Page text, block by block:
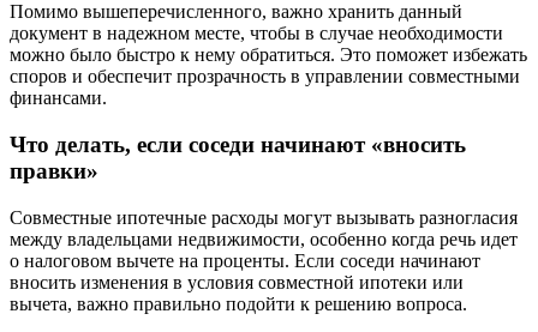
Помимо вышеперечисленного, важно хранить данный
документ в надежном месте, чтобы в случае необходимости
можно было быстро к нему обратиться. Это поможет избежать
споров и обеспечит прозрачность в управлении совместными
финансами.
Что делать, если соседи начинают «вносить
правки»
Совместные ипотечные расходы могут вызывать разногласия
между владельцами недвижимости, особенно когда речь идет
о налоговом вычете на проценты. Если соседи начинают
вносить изменения в условия совместной ипотеки или
вычета, важно правильно подойти к решению вопроса.